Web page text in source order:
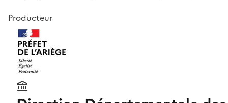
Producteur